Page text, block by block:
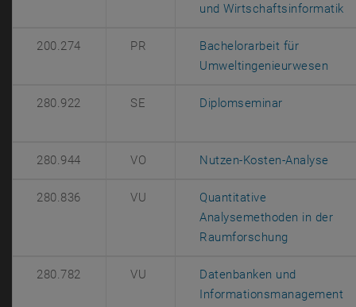
und Wirtschaftsinformatik,
200.274 PR
Bachelorarbeit für
Umweltingenieurwesen
280.922 SE Diplomseminar, öffnet eine
280.944 VO Nutzen-Kosten-Analyse
280.836 VU
Quantitative
Analysemethoden in der
Raumforschung
280.782 VU
Datenbanken und
Informationsmanagement